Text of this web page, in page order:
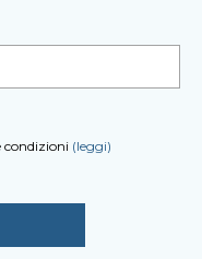
condizioni (leggi)